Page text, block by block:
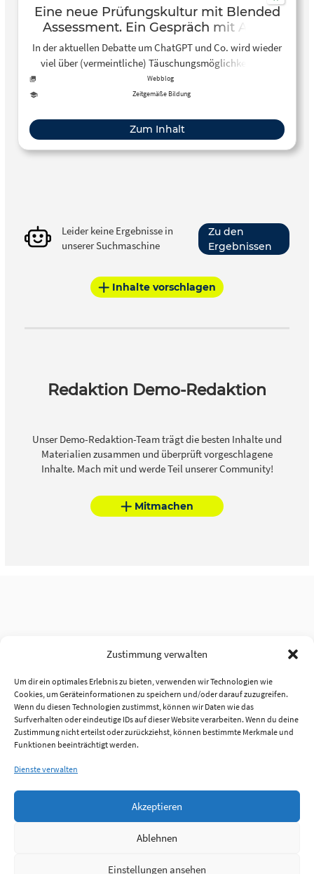
Zustimmung verwalten
Um dir ein optimales Erlebnis zu bieten, verwenden wir Technologien wie
Cookies, um Geräteinformationen zu speichern und/oder darauf zuzugreifen.
Wenn du diesen Technologien zustimmst, können wir Daten wie das
Surfverhalten oder eindeutige IDs auf dieser Website verarbeiten. Wenn du deine
Zustimmung nicht erteilst oder zurückziehst, können bestimmte Merkmale und
Funktionen beeinträchtigt werden.
Dienste verwalten
Akzeptieren
Ablehnen
Einstellungen ansehen
Eine neue Prüfungskultur mit Blended
Assessment. Ein Gespräch mit Anne
Jantos – Hochschulforum
Digitalisierung
In der aktuellen Debatte um ChatGPT und Co. wird wieder
viel über (vermeintliche) Täuschungsmöglichkeiten in
Prüfungen diskutiert. Warum manche Studierende in
summativen Prüfungen schummeln, wird jedoch selten
Webblog
Zeitgemäße Bildung
Zum Inhalt
Leider keine Ergebnisse in
unserer Suchmaschine
Zu den
Ergebnissen
Inhalte vorschlagen
Redaktion Demo-Redaktion
Unser Demo-Redaktion-Team trägt die besten Inhalte und
Materialien zusammen und überprüft vorgeschlagene
Inhalte. Mach mit und werde Teil unserer Community!
Mitmachen
Anmelden